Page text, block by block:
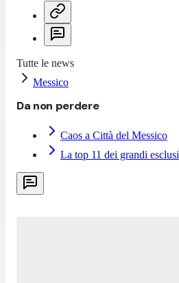
Tutte le news
Messico
Da non perdere
Caos a Città del Messico
La top 11 dei grandi esclusi